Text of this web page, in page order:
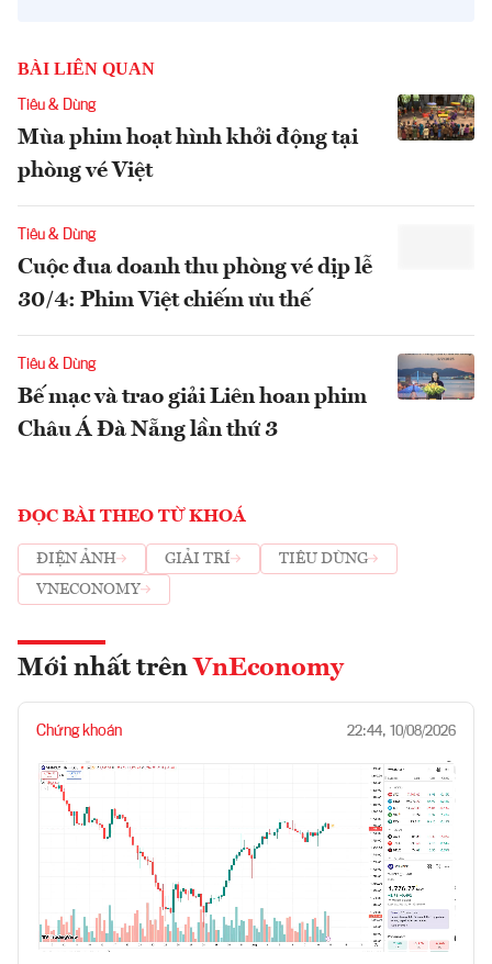
BÀI LIÊN QUAN
Tiêu & Dùng
Mùa phim hoạt hình khởi động tại
phòng vé Việt
Tiêu & Dùng
Cuộc đua doanh thu phòng vé dịp lễ
30/4: Phim Việt chiếm ưu thế
Tiêu & Dùng
Bế mạc và trao giải Liên hoan phim
Châu Á Đà Nẵng lần thứ 3
ĐỌC BÀI THEO TỪ KHOÁ
ĐIỆN ẢNH GIẢI TRÍ
TIÊU DÙNG
VNECONOMY
Mới nhất trên VnEconomy
Chứng khoán 22:44, 10/08/2026